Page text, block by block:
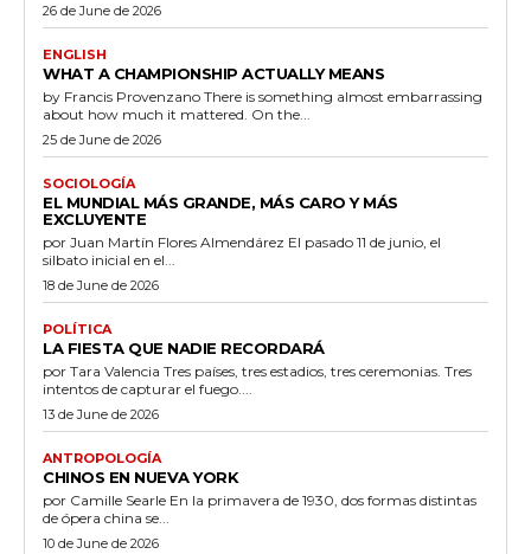
26 de June de 2026
ENGLISH
WHAT A CHAMPIONSHIP ACTUALLY MEANS
by Francis Provenzano There is something almost embarrassing
about how much it mattered. On the...
25 de June de 2026
SOCIOLOGÍA
EL MUNDIAL MÁS GRANDE, MÁS CARO Y MÁS
EXCLUYENTE
por Juan Martín Flores Almendárez El pasado 11 de junio, el
silbato inicial en el...
18 de June de 2026
POLÍTICA
LA FIESTA QUE NADIE RECORDARÁ
por Tara Valencia Tres países, tres estadios, tres ceremonias. Tres
intentos de capturar el fuego....
13 de June de 2026
ANTROPOLOGÍA
CHINOS EN NUEVA YORK
por Camille Searle En la primavera de 1930, dos formas distintas
de ópera china se...
10 de June de 2026